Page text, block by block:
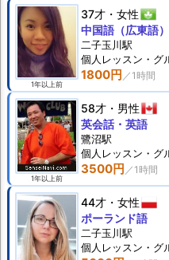
1年以上前
37才 女性
1800円
中国語（広東語）
二子玉川駅
個人 レッスン ・グ
1年以上前
58才 男性
3500円
英会話・英語
鷺沼駅
個人 レッスン ・グ
44才 女性
ポーランド語
二子玉川駅
個人 レッスン ・グ